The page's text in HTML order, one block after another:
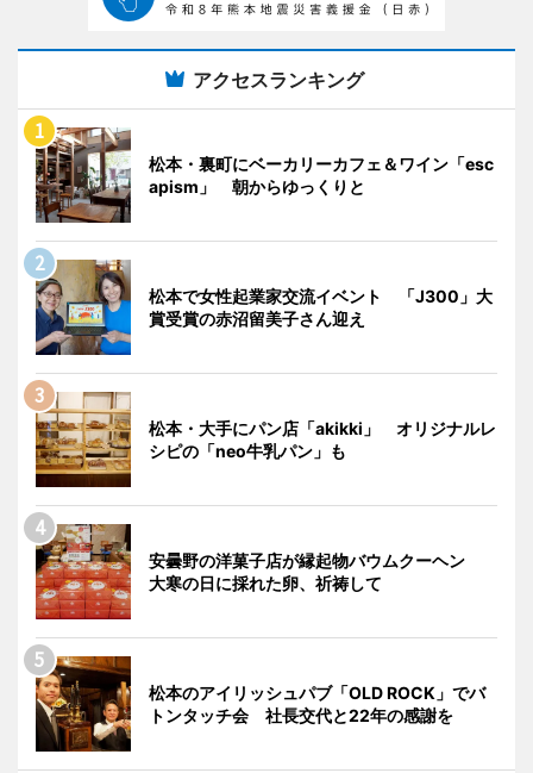
アクセスランキング
松本・裏町にベーカリーカフェ＆ワイン「esc
apism」 朝からゆっくりと
松本で女性起業家交流イベント 「J300」大
賞受賞の赤沼留美子さん迎え
松本・大手にパン店「akikki」 オリジナルレ
シピの「neo牛乳パン」も
安曇野の洋菓子店が縁起物バウムクーヘン
大寒の日に採れた卵、祈祷して
松本のアイリッシュパブ「OLD ROCK」でバ
トンタッチ会 社長交代と22年の感謝を